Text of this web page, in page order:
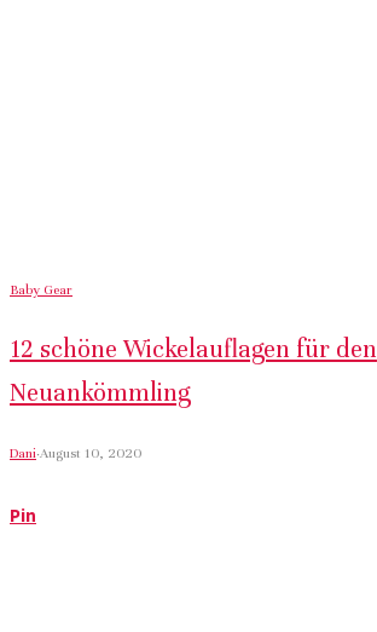
Baby Gear
12 schöne Wickelauflagen für den
Neuankömmling
Dani·August 10, 2020
Pin